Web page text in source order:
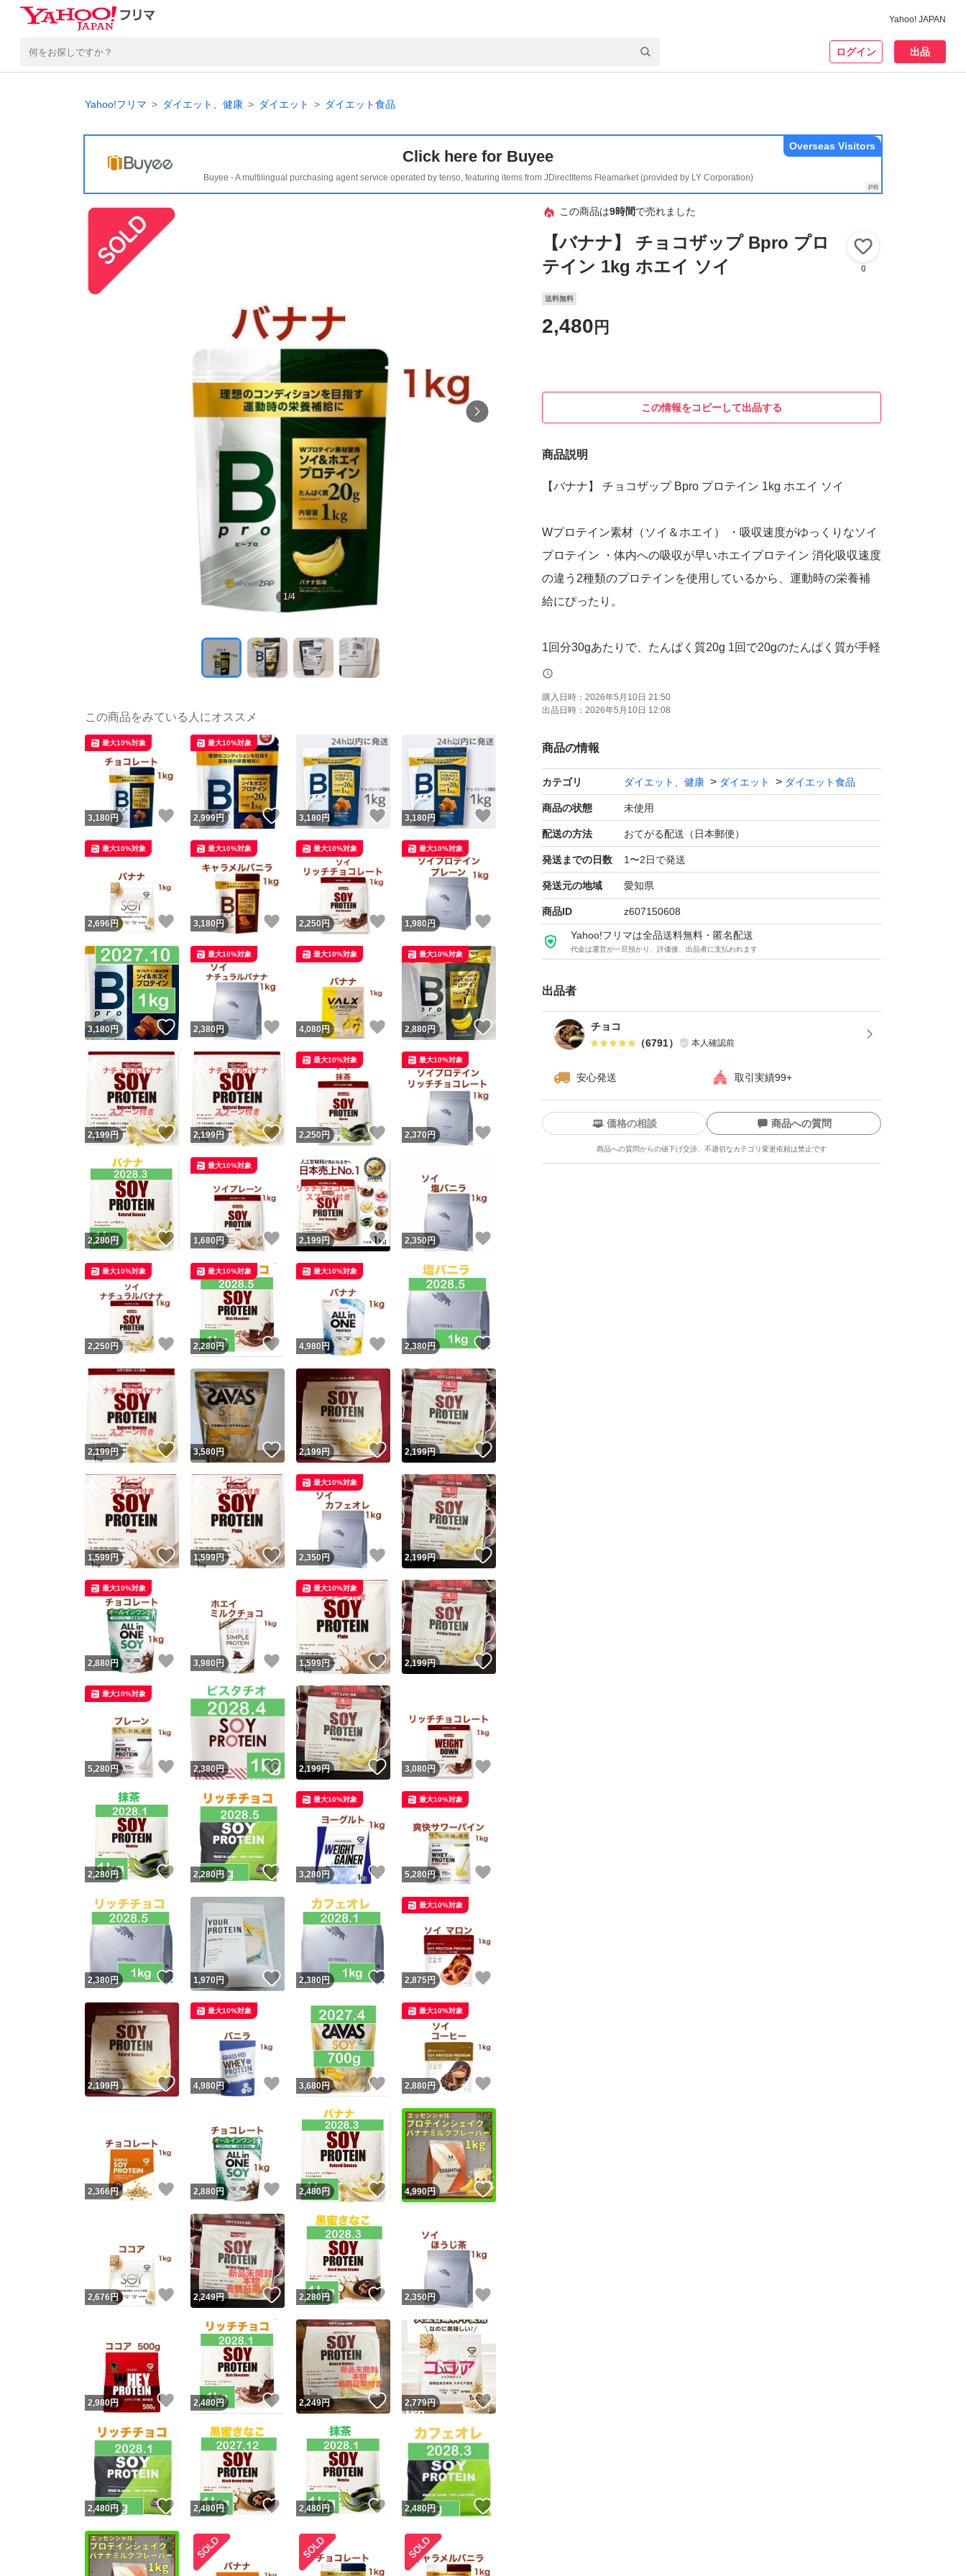
Yahoo! JAPAN
ログイン 出品
Yahoo!フリマ ダイエット、健康 ダイエット ダイエット食品
Click here for Buyee
Buyee - A multilingual purchasing agent service operated by tenso, featuring items from JDirectItems Fleamarket (provided by LY Corporation)
Overseas Visitors
1/4
この商品は9時間で売れました
【バナナ】 チョコザップ Bpro プロ
テイン 1kg ホエイ ソイ
0
送料無料
2,480 円
この情報をコピーして出品する
商品説明
【バナナ】 チョコザップ Bpro プロテイン 1kg ホエイ ソイ
Wプロテイン素材（ソイ＆ホエイ） ・吸収速度がゆっくりなソイ
プロテイン ・体内への吸収が早いホエイプロテイン 消化吸収速度
の違う2種類のプロテインを使用しているから、運動時の栄養補
給にぴったり。
1回分30gあたりで、たんぱく質20g 1回で20gのたんぱく質が手軽
に摂取できる
お召し上がり方 本品30gを目安に、水240ml程度に良く溶かして
お飲みください。 溶かす水の量はお好みによって調整してくださ
をお召し上がりの時の1回分30gは、すりきり約2杯を目安にして
ください。
chocoZAP Bpro プロテイン 1kg ホエイ ソイ ダイエットサポート
※水に溶かした後は速やかにお飲みください。
※シェイカーを使用すると、溶けやすくおいしくお召し上がりい
※プロテイン素材は水に溶けにくい性質がありますので、まれに
溶け残りが見られますが品質には影響ありません。
購入日時： 2026年5月10日 21:50
出品日時： 2026年5月10日 12:08
商品の情報
カテゴリ ダイエット、健康 ダイエット ダイエット食品
商品の状態 未使用
配送の方法 おてがる配送（日本郵便）
発送までの日数 1〜2日で発送
発送元の地域 愛知県
商品ID z607150608
Yahoo!フリマは全品送料無料・匿名配送
代金は運営が一旦預かり、評価後、出品者に支払われます
出品者
チョコ
（6791） 本人確認前
安心発送 取引実績99+
ユーザーの実績について
Yahoo!フリマが定めた一定の基準を満たしたユーザーにバッジを付与しています
安心取引出品者
安心取引出品者 Yahoo!フリマの基準をクリアした安心・安全なユーザーです
取引実績
取引実績◯+ このユーザーはYahoo!フリマの取引を完了させた実績があります
他フリマ実績◯+ このユーザーは他フリマサービスでの取引実績があります
スピード&安心発送
※このバッジは実績に基づく表示であり、発送を保証しているものではありません
スピード＆安心発送
このユーザーは高頻度で24時間以内＆設定した発送日数内に発送してい
スピード発送 このユーザーは高頻度で24時間以内に発送しています
安心発送 このユーザーは設定した発送日数内に発送しています
価格の相談 商品への質問
商品への質問からの値下げ交渉、不適切なカテゴリ変更依頼は禁止です
この商品の情報をコピーします
商品画像の 無断転載は禁止されています
コピーは1商品につき1回です
出品ページへ
この商品をみている人にオススメ
3,180 円 いいね！
最大10%対象
2,999円 いいね！
最大10%対象
3,180円 いいね！
3,180円
2,696円 いいね！
最大10%対象
3,180 円 いいね！
最大10%対象
2,250 円 いいね！
最大10%対象
1,980円
最大10%対象
3,180円 いいね！
2,380円 いいね！
最大10%対象
4,080 円 いいね！
最大10%対象
2,880円
最大10%対象
2,199円 いいね！
2,199円 いいね！
2,250円 いいね！
最大10%対象
2,370 円
最大10%対象
2,280円 いいね！
1,680 円 いいね！
最大10%対象
2,199円 いいね！
2,350円
2,250 円 いいね！
最大10%対象
2,280円 いいね！
最大10%対象
4,980 円 いいね！
最大10%対象
2,380円
2,199円 いいね！
3,580円 いいね！
2,199円 いいね！
2,199円
1,599円 いいね！
1,599円 いいね！
2,350円 いいね！
最大10%対象
2,199円
2,880 円 いいね！
最大10%対象
3,980 円 いいね！
1,599円 いいね！
最大10%対象
2,199円
5,280 円 いいね！
最大10%対象
2,380円 いいね！
2,199円 いいね！
3,080 円
2,280円 いいね！
2,280円 いいね！
3,280円 いいね！
最大10%対象
5,280 円
最大10%対象
2,380円 いいね！
1,970円 いいね！
2,380円 いいね！
2,875円
最大10%対象
2,199円 いいね！
4,980 円 いいね！
最大10%対象
3,680円 いいね！
2,880 円
最大10%対象
2,366円 いいね！
2,880 円 いいね！
2,480円 いいね！
4,990円 いいね！
2,676円 いいね！
2,249円 いいね！
2,280円 いいね！
2,350円
2,980円 いいね！
2,480円 いいね！
2,249円 いいね！
2,779円 いいね！
2,480円 いいね！
2,480円 いいね！
2,480円 いいね！
2,480円